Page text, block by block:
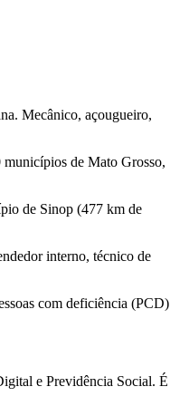
Mecânico, açougueiro,
municípios de Mato Grosso,
de Sinop (477 km de
interno, técnico de
com deficiência (PCD)
e Previdência Social. É